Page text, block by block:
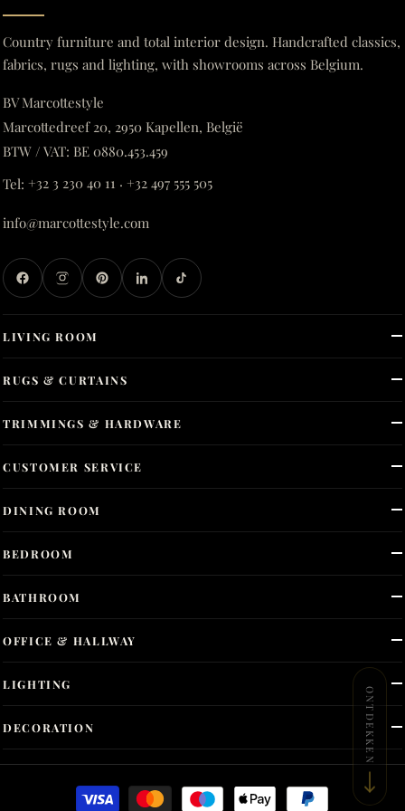
Country furniture and total interior design. Handcrafted classics,
fabrics, rugs and lighting, with showrooms across Belgium.
BV Marcottestyle
Marcottedreef 20, 2950 Kapellen, België
BTW / VAT: BE 0880.453.459
Tel: +32 3 230 40 11 · +32 497 555 505
info@marcottestyle.com
LIVING ROOM
DINING ROOM
BEDROOM
BATHROOM
OFFICE & HALLWAY
LIGHTING
DECORATION
RUGS & CURTAINS
TRIMMINGS & HARDWARE
CUSTOMER SERVICE
ONTDEKKEN